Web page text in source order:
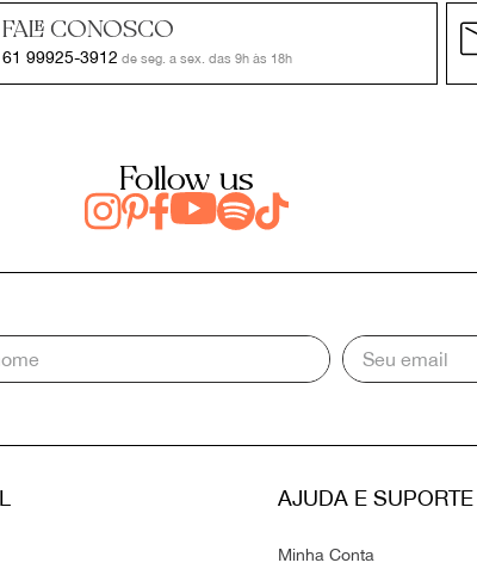
FALE CONOSCO
61 99925-3912 de seg. a sex. das 9h às 18h
Follow us
AJUDA E SUPORTE
Minha Conta